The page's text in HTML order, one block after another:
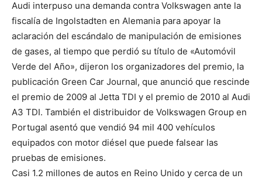
Audi interpuso una demanda contra Volkswagen ante la
fiscalía de Ingolstadten en Alemania para apoyar la
aclaración del escándalo de manipulación de emisiones
de gases, al tiempo que perdió su título de «Automóvil
Verde del Año», dijeron los organizadores del premio, la
publicación Green Car Journal, que anunció que rescinde
el premio de 2009 al Jetta TDI y el premio de 2010 al Audi
A3 TDI. También el distribuidor de Volkswagen Group en
Portugal asentó que vendió 94 mil 400 vehículos
equipados con motor diésel que puede falsear las
pruebas de emisiones.
Casi 1.2 millones de autos en Reino Unido y cerca de un